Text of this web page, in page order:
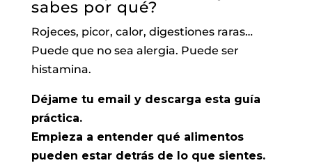
sabes por qué?
Rojeces, picor, calor, digestiones raras…
Puede que no sea alergia. Puede ser
histamina.
Déjame tu email y descarga esta guía
práctica.
Empieza a entender qué alimentos
pueden estar detrás de lo que sientes.